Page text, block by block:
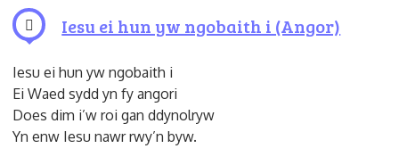
Iesu ei hun yw ngobaith i (Angor)
Iesu ei hun yw ngobaith i
Ei Waed sydd yn fy angori
Does dim i’w roi gan ddynolryw
Yn enw Iesu nawr rwy’n byw.